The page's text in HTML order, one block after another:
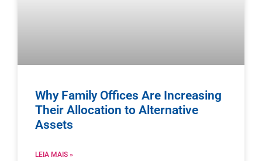
Why Family Offices Are Increasing
Their Allocation to Alternative
Assets
LEIA MAIS »